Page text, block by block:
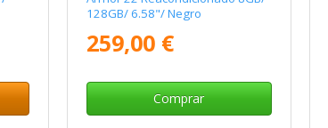
128GB/ 6.58"/ Negro
259,00 €
Comprar